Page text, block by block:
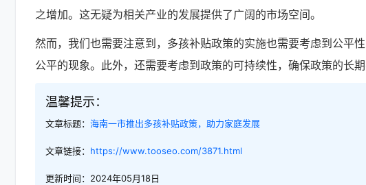
之增加。这无疑为相关产业的发展提供了广阔的市场空间。
然而，我们也需要注意到，多孩补贴政策的实施也需要考虑到公平
公平的现象。此外，还需要考虑到政策的可持续性，确保政策的长期
温馨提示：
文章标题： 海南一市推出多孩补贴政策，助力家庭发展
文章链接： https://www.tooseo.com/3871.html
更新时间：2024年05月18日